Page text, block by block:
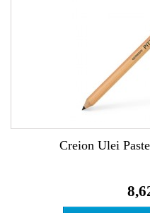
Creion Ulei